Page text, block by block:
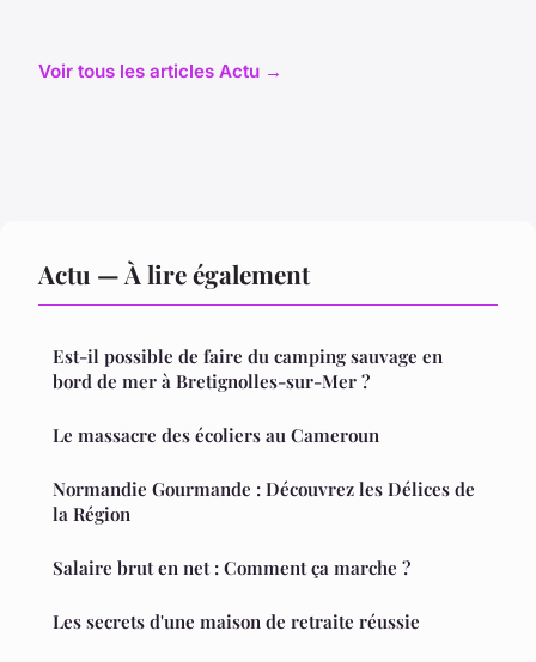
Voir tous les articles Actu →
Actu — À lire également
Est-il possible de faire du camping sauvage en
bord de mer à Bretignolles-sur-Mer ?
Le massacre des écoliers au Cameroun
Normandie Gourmande : Découvrez les Délices de
la Région
Salaire brut en net : Comment ça marche ?
Les secrets d'une maison de retraite réussie